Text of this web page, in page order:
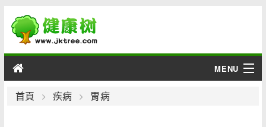
MENU
男性
首頁 疾病 胃病